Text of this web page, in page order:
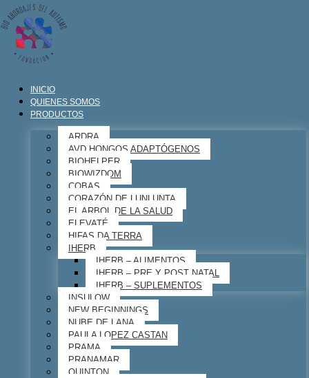
INICIO
QUIENES SOMOS
PRODUCTOS
ARDRA
AVD HONGOS ADAPTÓGENOS
BIOHELPER
BIOWIZDOM
COBAS
CORAZÓN DE LUNLUNTA
EL ARBOL DE LA SALUD
ELEVATÉ
HIFAS DA TERRA
IHERB
IHERB – ALIMENTOS
IHERB – PRE Y POST NATAL
IHERB – SUPLEMENTOS
INSULOW
NEW BEGINNINGS
NUBE DE LANA
PAULA LOPEZ CASTAN
PRAMA
PRANAMAR
QUINTON